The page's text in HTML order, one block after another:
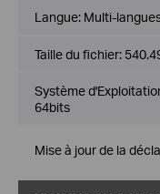
Langue: Multi-
Taille du fichier:
Système
64bits
Mise à jour de la